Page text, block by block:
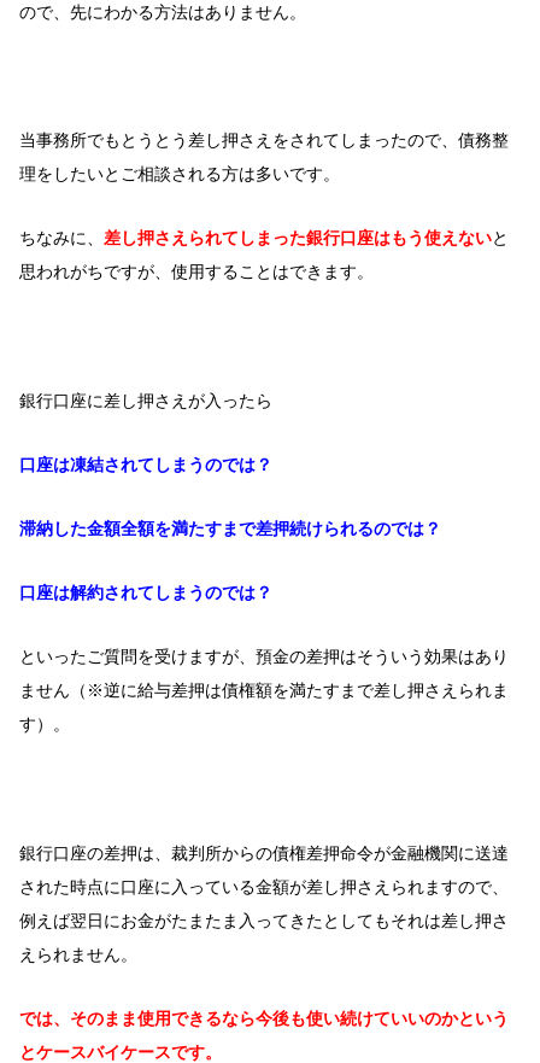
ので、先にわかる方法はありません。
当事務所でもとうとう差し押さえをされてしまったので、債務整
理をしたいとご相談される方は多いです。
ちなみに、 差し押さえられてしまった銀行口座はもう使えないと
思われがちですが、使用することはできます。
銀行口座に差し押さえが入ったら
口座は凍結されてしまうのでは？
滞納した金額全額を満たすまで差押続けられるのでは？
口座は解約されてしまうのでは？
といったご質問を受けますが、預金の差押はそういう効果はあり
ません（※逆に給与差押は債権額を満たすまで差し押さえられま
す）。
銀行口座の差押は、裁判所からの債権差押命令が金融機関に送達
された時点に口座に入っている金額が差し押さえられますので、
例えば翌日にお金がたまたま入ってきたとしてもそれは差し押さ
えられません。
では、そのまま使用できるなら今後も使い続けていいのかという
とケースバイケースです。